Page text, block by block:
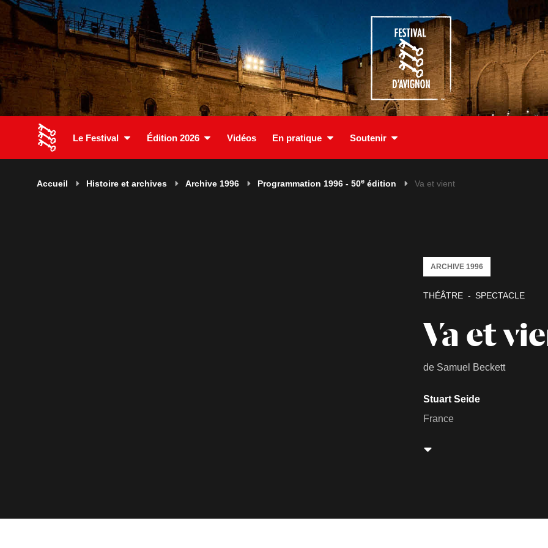
Le Festival Édition 2026 Vidéos En pratique Soutenir
Accueil Histoire et archives Archive 1996 Programmation 1996 - 50e édition Va et vient
Va et
de Samuel Beckett
THÉÂTRE SPECTACLE
ARCHIVE 1996
Stuart Seide
France